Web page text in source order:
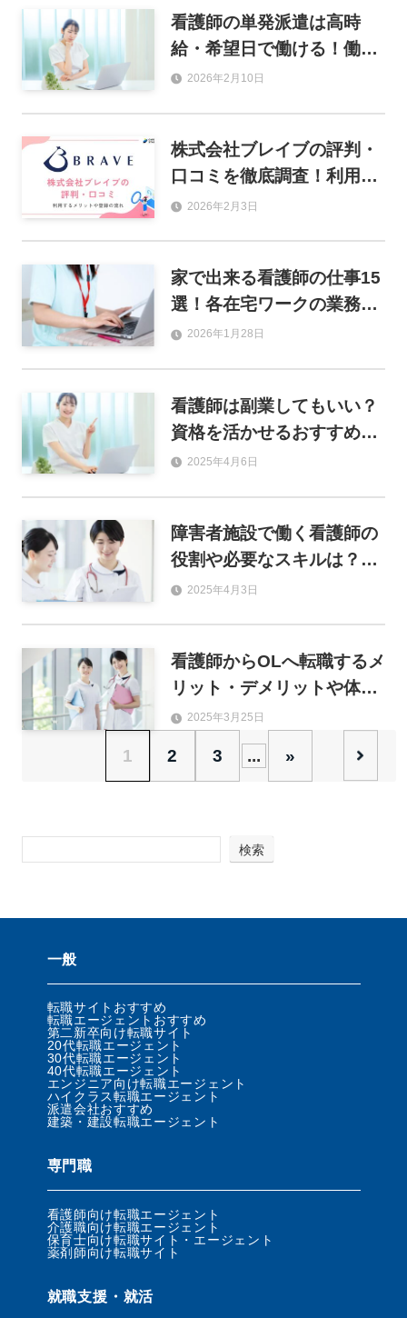
看護師の単発派遣は高時
給・希望日で働ける！働き
方のコツとおすすめ派遣会
2026年2月10日
株式会社ブレイブの評判・
口コミを徹底調査！利用す
るメリットや登録の流れも
2026年2月3日
家で出来る看護師の仕事15
選！各在宅ワークの業務内
容や給料、求人の探し方を
2026年1月28日
看護師は副業してもいい？
資格を活かせるおすすめ副
業12選と注意点を解説
2025年4月6日
障害者施設で働く看護師の
役割や必要なスキルは？転
職時にチェックすべき項目
2025年4月3日
看護師からOLへ転職するメ
リット・デメリットや体験
談を解説
2025年3月25日
1 2 3 ... »
検索
一般
転職サイトおすすめ
転職エージェントおすすめ
第二新卒向け転職サイト
20代転職エージェント
30代転職エージェント
40代転職エージェント
エンジニア向け転職エージェント
ハイクラス転職エージェント
派遣会社おすすめ
建築・建設転職エージェント
専門職
看護師向け転職エージェント
介護職向け転職エージェント
保育士向け転職サイト・エージェント
薬剤師向け転職サイト
就職支援・就活